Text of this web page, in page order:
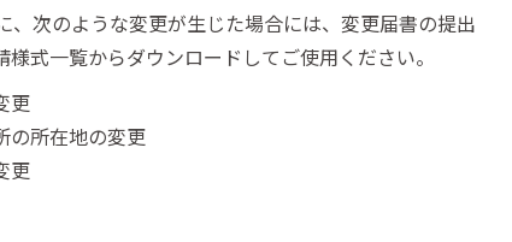
次のような変更が生じた場合には、変更届書の提出
式一覧からダウンロードしてご使用ください。
更
の所在地の変更
更